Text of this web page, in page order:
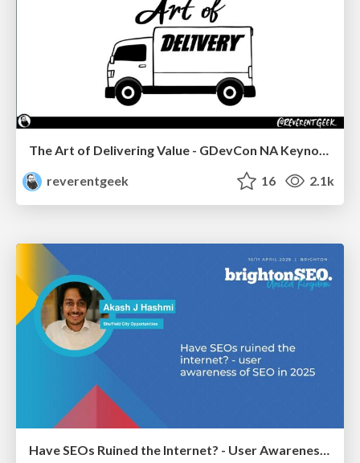
The Art of Delivering Value - GDevCon NA Keynote
reverentgeek
16 2.1k